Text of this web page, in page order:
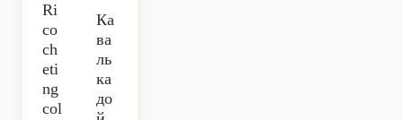
Ri
co
ch
eti
ng
col
Ка
ва
ль
ка
до